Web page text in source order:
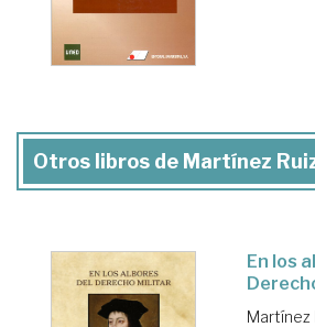
Otros libros de Martínez
En los
Martínez